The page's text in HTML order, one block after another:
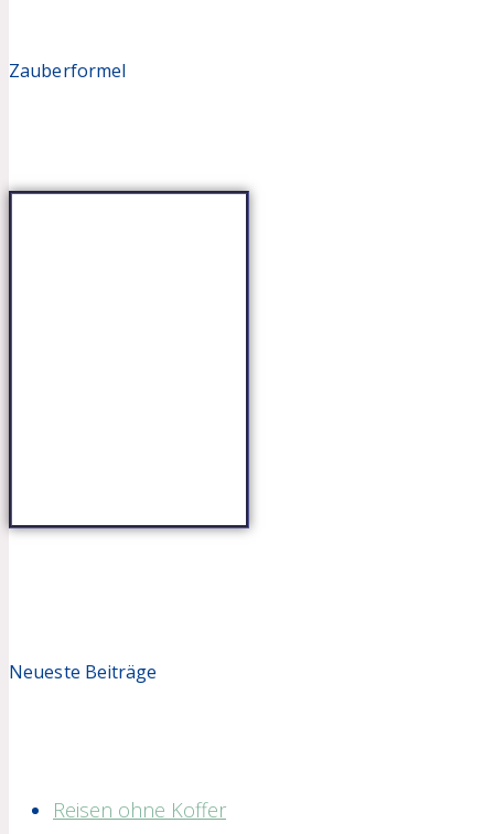
Zauberformel
Neueste Beiträge
Reisen ohne Koffer